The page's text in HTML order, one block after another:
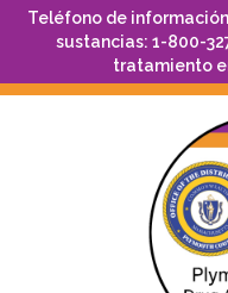
Teléfono de
sustancias: 1-800-
tratamiento